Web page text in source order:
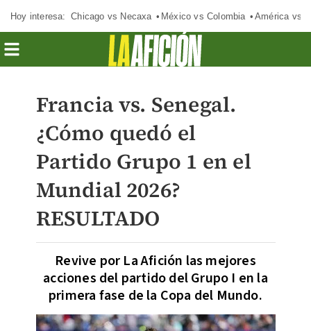
Hoy interesa: Chicago vs Necaxa México vs Colombia América vs
Francia vs. Senegal.
¿Cómo quedó el
Partido Grupo 1 en el
Mundial 2026?
RESULTADO
Revive por La Afición las mejores
acciones del partido del Grupo I en la
primera fase de la Copa del Mundo.